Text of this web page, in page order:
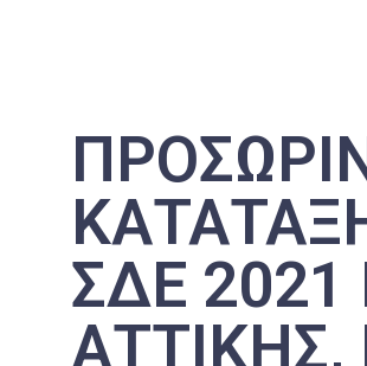
ΣΔΕ 2021
ΑΤΤΙΚΗΣ,